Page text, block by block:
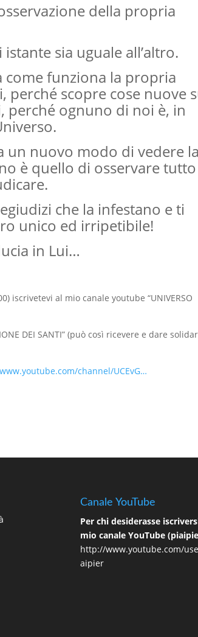
della propria
sia uguale all’altro.
come funziona la propria
scopre cose nuove
perché ognuno di noi è, in
un nuovo modo di vedere la
è quello di osservare tutto
che la infestano e ti
unico ed irripetibile!
in Lui…
iscrivetevi al mio canale youtube “UNIVERSO
DEI SANTI” (può così ricevere e dare
channel/UCEvG…
Canale YouTube
Per chi desiderasse
mio canale YouTube
http://www.youtube.com/
aipier